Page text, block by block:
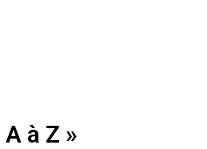
à Z »